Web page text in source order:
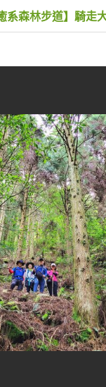
系森林步道】騎走